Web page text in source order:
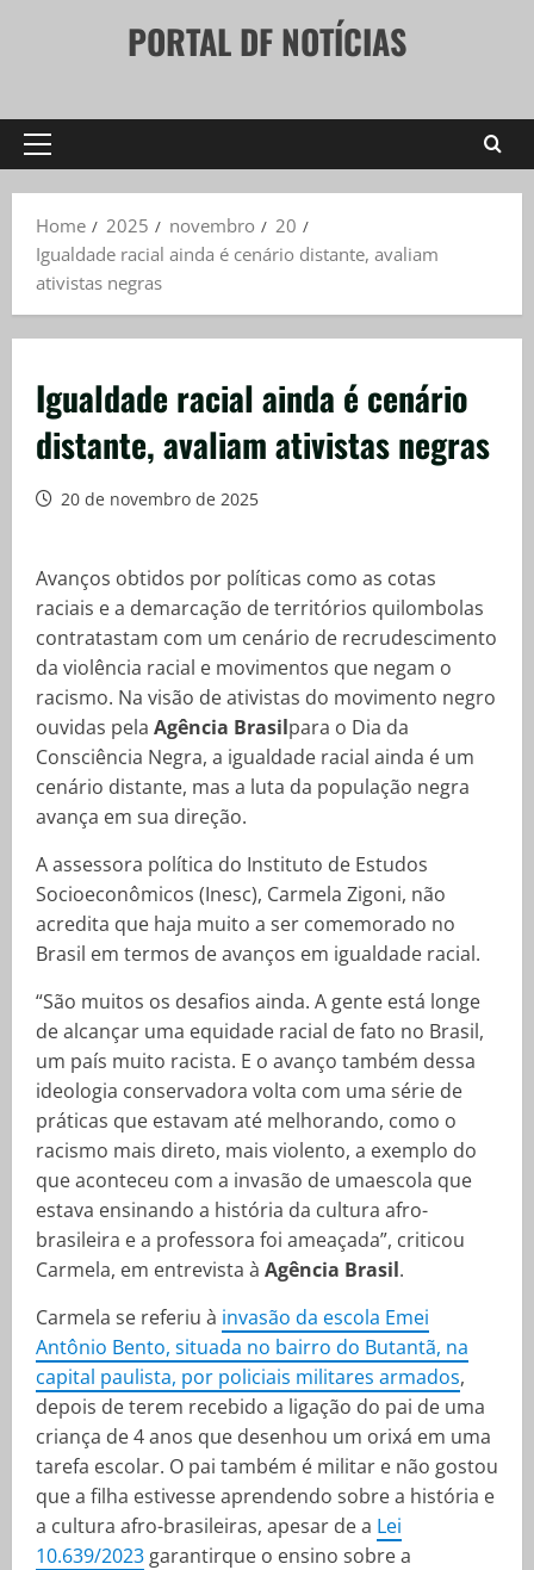
PORTAL DF NOTÍCIAS
Primary
Home
2025 novembro
20
Igualdade racial ainda é cenário distante, avaliam
ativistas negras
Igualdade racial ainda é cenário
distante, avaliam ativistas negras
20 de novembro de 2025
Avanços obtidos por políticas como as cotas
raciais e a demarcação de territórios quilombolas
contratastam com um cenário de recrudescimento
da violência racial e movimentos que negam o
racismo. Na visão de ativistas do movimento negro
ouvidas pela Agência Brasilpara o Dia da
Consciência Negra, a igualdade racial ainda é um
cenário distante, mas a luta da população negra
avança em sua direção.
A assessora política do Instituto de Estudos
Socioeconômicos (Inesc), Carmela Zigoni, não
acredita que haja muito a ser comemorado no
Brasil em termos de avanços em igualdade racial.
“São muitos os desafios ainda. A gente está longe
de alcançar uma equidade racial de fato no Brasil,
um país muito racista. E o avanço também dessa
ideologia conservadora volta com uma série de
práticas que estavam até melhorando, como o
racismo mais direto, mais violento, a exemplo do
que aconteceu com a invasão de umaescola que
estava ensinando a história da cultura afro-
brasileira e a professora foi ameaçada”, criticou
Carmela, em entrevista à Agência Brasil.
Carmela se referiu à invasão da escola Emei
Antônio Bento, situada no bairro do Butantã, na
capital paulista, por policiais militares armados,
depois de terem recebido a ligação do pai de uma
criança de 4 anos que desenhou um orixá em uma
tarefa escolar. O pai também é militar e não gostou
que a filha estivesse aprendendo sobre a história e
a cultura afro-brasileiras, apesar de a Lei
10.639/2023 garantirque o ensino sobre a